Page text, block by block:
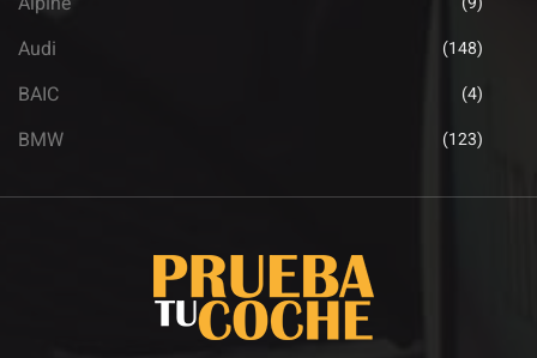
Audi (148)
BAIC (4)
BMW (123)